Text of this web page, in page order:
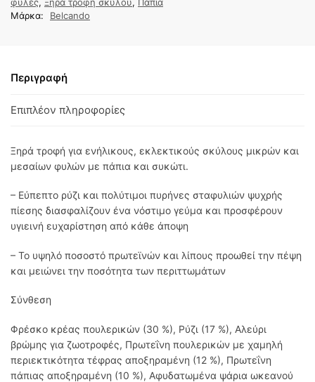
Μάρκα:
Belcando
Περιγραφή
Επιπλέον πληροφορίες
Ξηρά τροφή για ενήλικους, εκλεκτικούς σκύλους μικρών και
μεσαίων φυλών με πάπια και συκώτι.
– Εύπεπτο ρύζι και πολύτιμοι πυρήνες σταφυλιών ψυχρής
πίεσης διασφαλίζουν ένα νόστιμο γεύμα και προσφέρουν
υγιεινή ευχαρίστηση από κάθε άποψη
– Το υψηλό ποσοστό πρωτεϊνών και λίπους προωθεί την πέψη
και μειώνει την ποσότητα των περιττωμάτων
Σύνθεση
Φρέσκο κρέας πουλερικών (30 %), Ρύζι (17 %), Αλεύρι
βρώμης για ζωοτροφές, Πρωτεΐνη πουλερικών με χαμηλή
περιεκτικότητα τέφρας αποξηραμένη (12 %), Πρωτεΐνη
πάπιας αποξηραμένη (10 %), Aφυδατωμένα ψάρια ωκεανού